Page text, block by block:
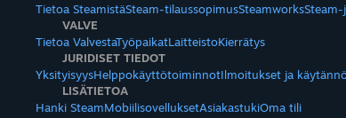
Tietoa SteamistäSteam-tilaussopimusSteamworksSteam-
VALVE
Tietoa ValvestaTyöpaikatLaitteistoKierrätys
JURIDISET TIEDOT
YksityisyysHelppokäyttötoiminnotIlmoitukset ja
LISÄTIETOA
Hanki SteamMobiilisovelluksetAsiakastukiOma tili